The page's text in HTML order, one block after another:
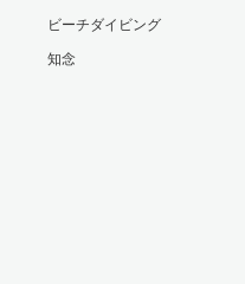
ビーチダイビング
知念